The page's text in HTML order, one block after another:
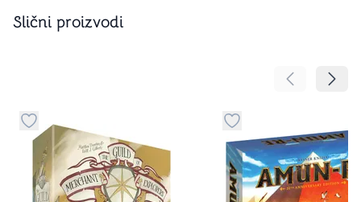
Slični proizvodi
Pomeranje
Dugme za dodavanje stvari u kategoriju omiljeno
Dugme za dodavanje